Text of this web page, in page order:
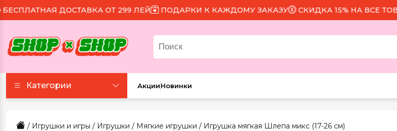
ДОСТАВКА ОТ 299 ЛЕЙ ПОДАРКИ К КАЖДОМУ ЗАКАЗУ СКИДКА 15% НА ВСЕ ТОВАРЫ
Категории АкцииНовинки
/ Игрушки и игры / Игрушки / Мягкие игрушки / Игрушка мягкая Шлепа микс (17-26 см)